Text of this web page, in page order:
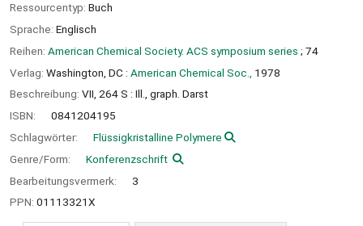
Ressourcentyp: Buch
Sprache: Englisch
Reihen: American Chemical Society. ACS symposium series ; 74
Verlag: Washington, DC : American Chemical Soc.,
1978
Beschreibung: VII, 264 S : Ill., graph. Darst
ISBN:
0841204195
Schlagwörter:
Flüssigkristalline Polymere
Genre/Form:
Konferenzschrift
Bearbeitungsvermerk:
3
PPN: 01113321X